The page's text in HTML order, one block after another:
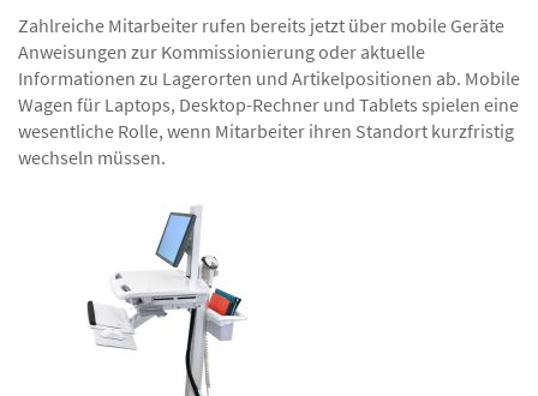
Zahlreiche Mitarbeiter rufen bereits jetzt über mobile Geräte
Anweisungen zur Kommissionierung oder aktuelle
Informationen zu Lagerorten und Artikelpositionen ab. Mobile
Wagen für Laptops, Desktop-Rechner und Tablets spielen eine
wesentliche Rolle, wenn Mitarbeiter ihren Standort kurzfristig
wechseln müssen.